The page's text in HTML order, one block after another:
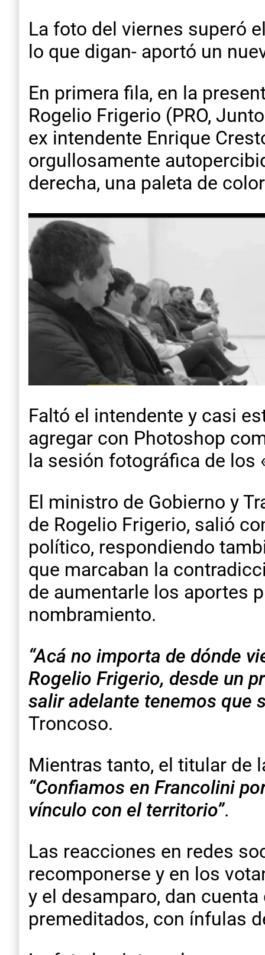
La foto del viernes superó
lo que digan- aportó un
En primera fila, en la
Rogelio Frigerio (PRO,
ex intendente Enrique
orgullosamente
derecha, una paleta de
Faltó el intendente y casi
agregar con Photoshop
la sesión fotográfica de los
El ministro de Gobierno y
de Rogelio Frigerio, salió
político, respondiendo
que marcaban la
de aumentarle los aportes
nombramiento.
“Acá no importa de dónde
Rogelio Frigerio, desde un
salir adelante tenemos que
Troncoso.
Mientras tanto, el titular de
“Confiamos en Francolini
vínculo con el territorio”.
Las reacciones en redes
recomponerse y en los
y el desamparo, dan
premeditados, con ínfulas